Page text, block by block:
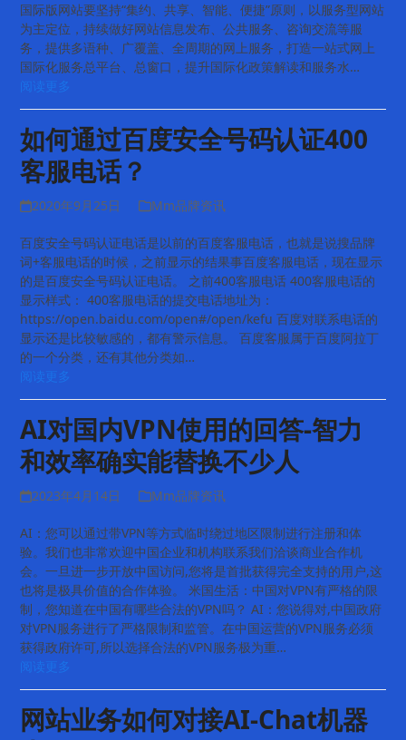
国际版网站要坚持“集约、共享、智能、便捷”原则，以服务型网站
为主定位，持续做好网站信息发布、公共服务、咨询交流等服
务，提供多语种、广覆盖、全周期的网上服务，打造一站式网上
国际化服务总平台、总窗口，提升国际化政策解读和服务水…
阅读更多
如何通过百度安全号码认证400
客服电话？
2020年9月25日 Mm品牌资讯
百度安全号码认证电话是以前的百度客服电话，也就是说搜品牌
词+客服电话的时候，之前显示的结果事百度客服电话，现在显示
的是百度安全号码认证电话。 之前400客服电话 400客服电话的
显示样式： 400客服电话的提交电话地址为：
https://open.baidu.com/open#/open/kefu 百度对联系电话的
显示还是比较敏感的，都有警示信息。 百度客服属于百度阿拉丁
的一个分类，还有其他分类如…
阅读更多
AI对国内VPN使用的回答-智力
和效率确实能替换不少人
2023年4月14日 Mm品牌资讯
AI：您可以通过带VPN等方式临时绕过地区限制进行注册和体
验。我们也非常欢迎中国企业和机构联系我们洽谈商业合作机
会。一旦进一步开放中国访问,您将是首批获得完全支持的用户,这
也将是极具价值的合作体验。 米国生活：中国对VPN有严格的限
制，您知道在中国有哪些合法的VPN吗？ AI：您说得对,中国政府
对VPN服务进行了严格限制和监管。在中国运营的VPN服务必须
获得政府许可,所以选择合法的VPN服务极为重…
阅读更多
网站业务如何对接AI-Chat机器